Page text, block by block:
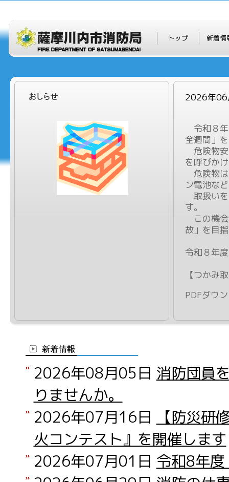
トップ 新着情
2026年
令和８年
全週間」
危険物安
を呼びか
危険物は
ン電池な
取扱いを
す。
この機会
故」を目
令和８年
【つかみ
PDFダウ
2026年08月05日 消防団員
りませんか。
2026年07月16日
【防災研
火コンテスト』を開催します
2026年07月01日 令和8年